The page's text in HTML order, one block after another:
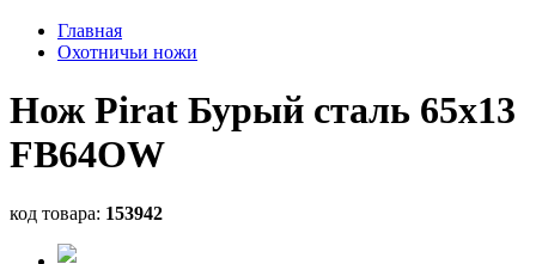
Главная
Охотничьи ножи
Нож Pirat Бурый сталь 65х13
FB64OW
код товара: 153942